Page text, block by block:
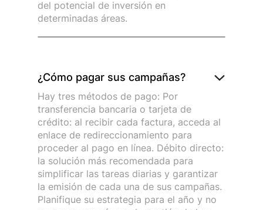
del potencial de inversión en
determinadas áreas.
¿Cómo pagar sus campañas?
Hay tres métodos de pago: Por
transferencia bancaria o tarjeta de
crédito: al recibir cada factura, acceda al
enlace de redireccionamiento para
proceder al pago en línea. Débito directo:
la solución más recomendada para
simplificar las tareas diarias y garantizar
la emisión de cada una de sus campañas.
Planifique su estrategia para el año y no